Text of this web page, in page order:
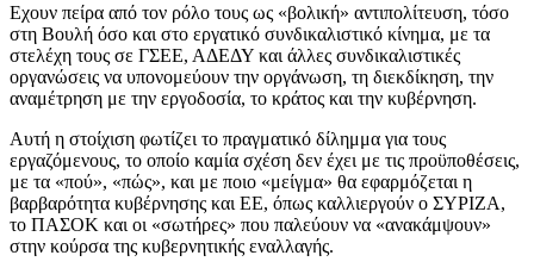
Εχουν πείρα από τον ρόλο τους ως «βολική» αντιπολίτευση, τόσο
στη Βουλή όσο και στο εργατικό συνδικαλιστικό κίνημα, με τα
στελέχη τους σε ΓΣΕΕ, ΑΔΕΔΥ και άλλες συνδικαλιστικές
οργανώσεις να υπονομεύουν την οργάνωση, τη διεκδίκηση, την
αναμέτρηση με την εργοδοσία, το κράτος και την κυβέρνηση.
Αυτή η στοίχιση φωτίζει το πραγματικό δίλημμα για τους
εργαζόμενους, το οποίο καμία σχέση δεν έχει με τις προϋποθέσεις,
με τα «πού», «πώς», και με ποιο «μείγμα» θα εφαρμόζεται η
βαρβαρότητα κυβέρνησης και ΕΕ, όπως καλλιεργούν ο ΣΥΡΙΖΑ,
το ΠΑΣΟΚ και οι «σωτήρες» που παλεύουν να «ανακάμψουν»
στην κούρσα της κυβερνητικής εναλλαγής.